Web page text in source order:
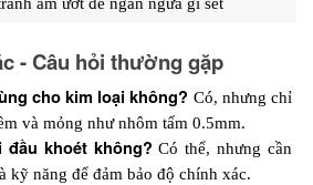
- Câu hỏi thường gặp
cho kim loại không? Có, nhưng chỉ
và mỏng như nhôm tấm 0.5mm.
đầu khoét không? Có thể, nhưng cần
kỹ năng để đảm bảo độ chính xác.